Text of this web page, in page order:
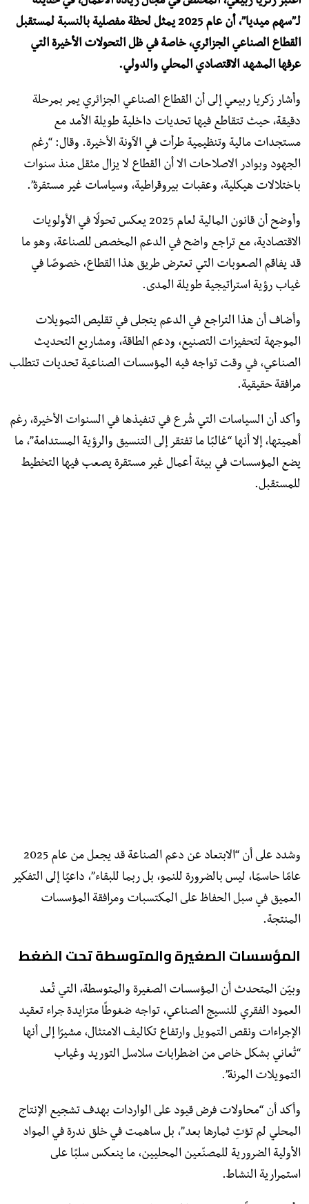
لـ”سهم ميديا”، أن عام 2025 يمثل لحظة مفصلية بالنسبة لمستقبل
القطاع الصناعي الجزائري، خاصة في ظل التحولات الأخيرة التي
عرفها المشهد الاقتصادي المحلي والدولي.
وأشار زكريا ربيعي إلى أن القطاع الصناعي الجزائري يمر بمرحلة
دقيقة، حيث تتقاطع فيها تحديات داخلية طويلة الأمد مع
مستجدات مالية وتنظيمية طرأت في الآونة الأخيرة. وقال: “رغم
الجهود وبوادر الاصلاحات الا أن القطاع لا يزال مثقل منذ سنوات
باختلالات هيكلية، وعقبات بيروقراطية، وسياسات غير مستقرة”.
وأوضح أن قانون المالية لعام 2025 يعكس تحولًا في الأولويات
الاقتصادية، مع تراجع واضح في الدعم المخصص للصناعة، وهو ما
قد يفاقم الصعوبات التي تعترض طريق هذا القطاع، خصوصًا في
غياب رؤية استراتيجية طويلة المدى.
وأضاف أن هذا التراجع في الدعم يتجلى في تقليص التمويلات
الموجهة لتحفيزات التصنيع، ودعم الطاقة، ومشاريع التحديث
الصناعي، في وقت تواجه فيه المؤسسات الصناعية تحديات تتطلب
مرافقة حقيقية.
وأكد أن السياسات التي شُرع في تنفيذها في السنوات الأخيرة، رغم
أهميتها، إلا أنها “غالبًا ما تفتقر إلى التنسيق والرؤية المستدامة”، ما
يضع المؤسسات في بيئة أعمال غير مستقرة يصعب فيها التخطيط
للمستقبل.
وشدد على أن “الابتعاد عن دعم الصناعة قد يجعل من عام 2025
عامًا حاسمًا، ليس بالضرورة للنمو، بل ربما للبقاء”، داعيًا إلى التفكير
العميق في سبل الحفاظ على المكتسبات ومرافقة المؤسسات
المنتجة.
المؤسسات الصغيرة والمتوسطة تحت الضغط
وبيّن المتحدث أن المؤسسات الصغيرة والمتوسطة، التي تُعد
العمود الفقري للنسيج الصناعي، تواجه ضغوطًا متزايدة جراء تعقيد
الإجراءات ونقص التمويل وارتفاع تكاليف الامتثال، مشيرًا إلى أنها
“تُعاني بشكل خاص من اضطرابات سلاسل التوريد وغياب
التمويلات المرنة”.
وأكد أن “محاولات فرض قيود على الواردات بهدف تشجيع الإنتاج
المحلي لم تؤتِ ثمارها بعد”، بل ساهمت في خلق ندرة في المواد
الأولية الضرورية للمصنّعين المحليين، ما ينعكس سلبًا على
استمرارية النشاط.